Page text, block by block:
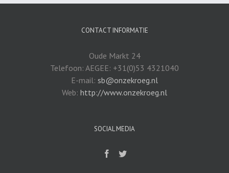
CONTACT INFORMATIE
Oude Markt 24
Telefoon: AEGEE: +31(0)53 4321040
E-mail: sb@onzekroeg.nl
Web: http://www.onzekroeg.nl
SOCIAL MEDIA